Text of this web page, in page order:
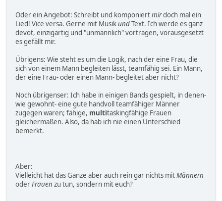
Oder ein Angebot: Schreibt und komponiertmirdoch mal ein
Lied! Vice versa. Gerne mit MusikundText. Ich werde es ganz
devot, einzigartig und "unmännlich" vortragen, vorausgesetzt
es gefällt mir.
Übrigens: Wie steht es um die Logik, nach der eine Frau, die
sich von einem Mann begleiten lässt, teamfähig sei. Ein Mann,
der eine Frau- oder einen Mann- begleitet aber nicht?
Noch übrigenser: Ich habe in einigen Bands gespielt, in denen-
wie gewohnt- eine gute handvoll teamfähiger Männer
zugegen waren; fähige, multitaskingfähige Frauen
gleichermaßen. Also, da hab ich nie einen Unterschied
bemerkt.
Aber:
Vielleicht hat das Ganze aber auch rein gar nichts mitMännern
oderFrauen zu tun, sondern mit euch?